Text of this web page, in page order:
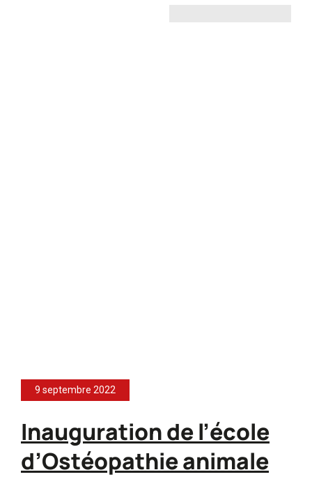
9 septembre 2022
Inauguration de l’école
d’Ostéopathie animale